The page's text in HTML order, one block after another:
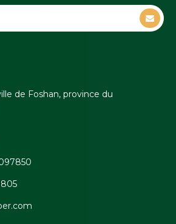
de Foshan, province du